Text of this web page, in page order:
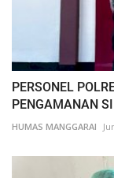
PERSONEL
PENGAMANAN
HUMAS MANGGARAI